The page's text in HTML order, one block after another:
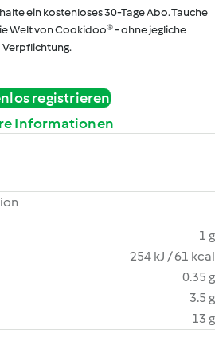
ein kostenloses 30-Tage Abo. Tauche
Welt von Cookidoo® - ohne jegliche
Verpflichtung.
registrieren
Informationen
1 g
254 kJ / 61 kcal
0.35 g
3.5 g
13 g